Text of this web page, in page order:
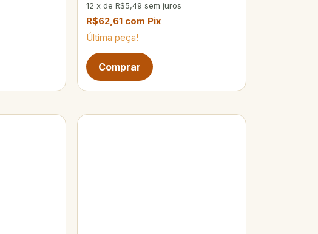
12 x de R$5,49 sem juros
R$62,61 com Pix
Última peça!